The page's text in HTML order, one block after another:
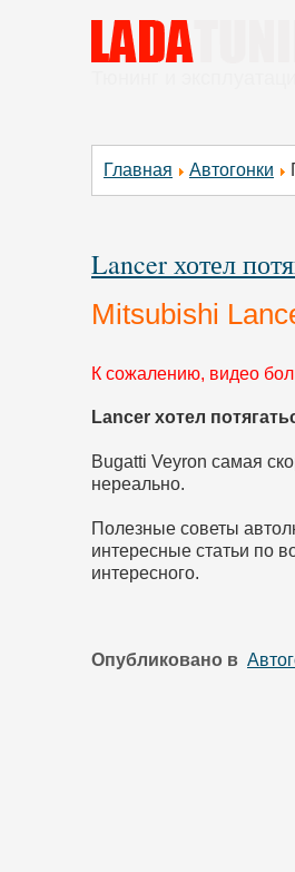
Главная Автогонки
Lancer хотел
Mitsubishi
К сожалению, видео
Lancer хотел
Bugatti Veyron самая
нереально.
Полезные советы
интересные статьи по
интересного.
Опубликовано в